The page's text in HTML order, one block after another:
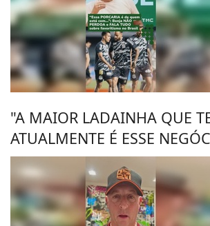
"A MAIOR LADAINHA QUE
ATUALMENTE É ESSE